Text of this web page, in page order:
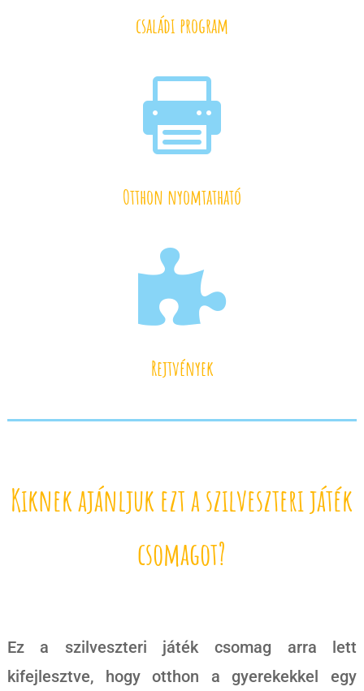
családi program

Otthon nyomtatható

Rejtvények
Kiknek ajánljuk ezt a szilveszteri játék
csomagot?
Ez a szilveszteri játék csomag arra lett
kifejlesztve, hogy otthon a gyerekekkel egy